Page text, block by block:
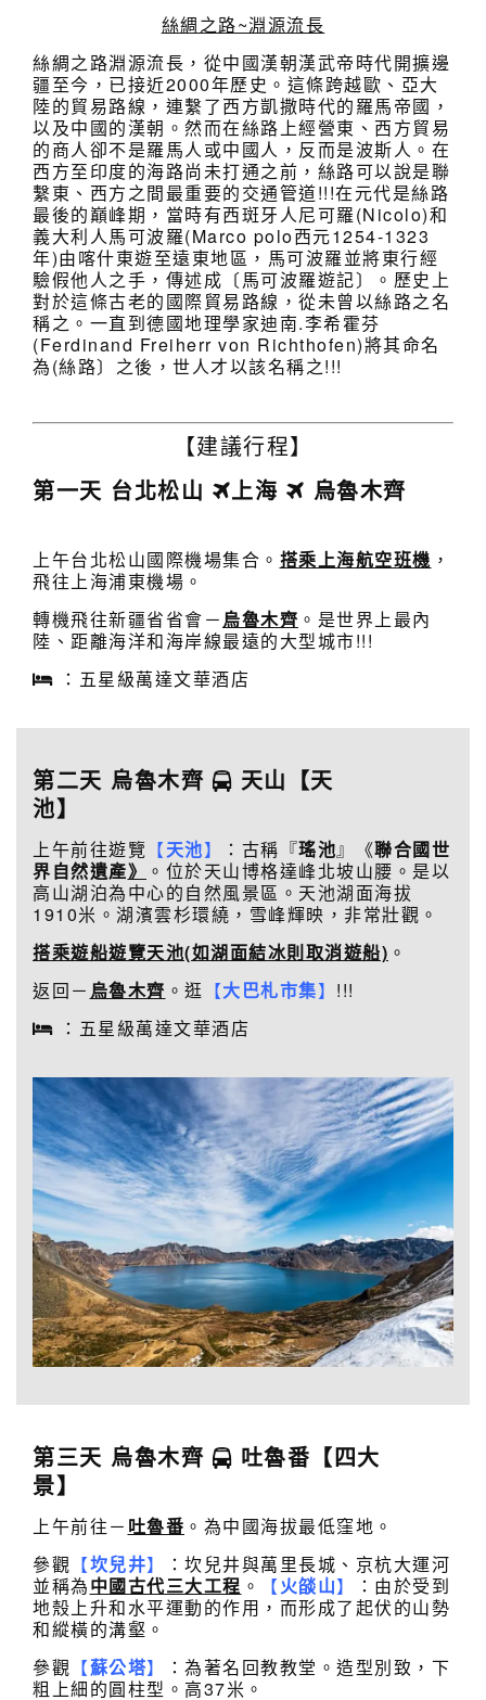
西
安/
上
海
浦
東/
台
北
MU9802
0730/0945+MU5007
1225/1425
絲綢之路~淵源流長
絲綢之路淵源流長，從中國漢朝漢武帝時代開擴邊
疆至今，已接近2000年歷史。這條跨越歐、亞大
陸的貿易路線，連繫了西方凱撒時代的羅馬帝國，
以及中國的漢朝。然而在絲路上經營東、西方貿易
的商人卻不是羅馬人或中國人，反而是波斯人。在
西方至印度的海路尚未打通之前，絲路可以說是聯
繫東、西方之間最重要的交通管道!!!在元代是絲路
最後的巔峰期，當時有西斑牙人尼可羅(Nicolo)和
義大利人馬可波羅(Marco polo西元1254-1323
年)由喀什東遊至遠東地區，馬可波羅並將東行經
驗假他人之手，傳述成〔馬可波羅遊記〕。歷史上
對於這條古老的國際貿易路線，從未曾以絲路之名
稱之。一直到德國地理學家迪南.李希霍芬
(Ferdinand Freiherr von Richthofen)將其命名
為(絲路〕之後，世人才以該名稱之!!!
【建議行程】
第一天 台北松山
上海 烏魯木齊
上午台北松山國際機場集合。 搭乘上海航空班機 ，
飛往上海浦東機場。
轉機飛往新疆省省會－烏魯木齊 。是世界上最內
陸、距離海洋和海岸線最遠的大型城市!!!
：五星級萬達文華酒店
第二天 烏魯木齊
天山【天
池】
上午前往遊覽 【天池】 ：古稱『瑤池』《聯合國世
界自然遺產》
。位於天山博格達峰北坡山腰。是以
高山湖泊為中心的自然風景區。天池湖面海拔
1910米。湖濱雲杉環繞，雪峰輝映，非常壯觀。
搭乘遊船遊覽天池(如湖面結冰則取消遊船) 。
返回－ 烏魯木齊 。逛 【大巴札市集】 !!!
：五星級萬達文華酒店
第三天 烏魯木齊 吐魯番 【四大
景】
上午前往－ 吐魯番 。為中國海拔最低窪地。
參觀 【坎兒井】
：坎兒井與萬里長城、京杭大運河
並稱為中國古代三大工程 。 【火燄山】
：由於受到
地殼上升和水平運動的作用，而形成了起伏的山勢
和縱橫的溝壑。
參觀 【蘇公塔】
：為著名回教教堂。造型別致，下
粗上細的圓柱型。高37米。